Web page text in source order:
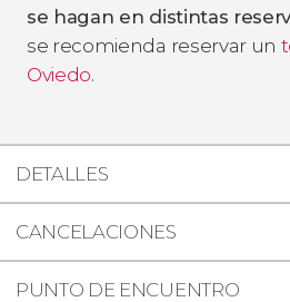
se hagan en distintas
se recomienda reservar un
Oviedo.
DETALLES
CANCELACIONES
PUNTO DE ENCUENTRO